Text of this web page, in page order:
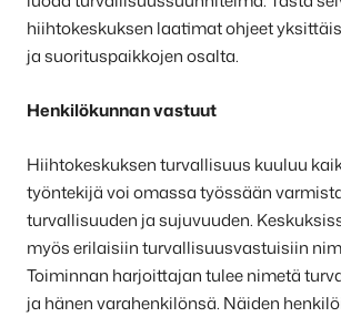
hiihtokeskuksen laatimat ohjeet
ja suorituspaikkojen osalta.
Henkilökunnan vastuut
Hiihtokeskuksen turvallisuus kuuluu
työntekijä voi omassa työssään
turvallisuuden ja sujuvuuden.
myös erilaisiin turvallisuusvastuisiin
Toiminnan harjoittajan tulee nimetä
ja hänen varahenkilönsä. Näiden